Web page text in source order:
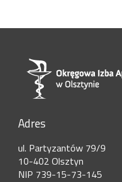
Adres
ul. Partyzantów 79/9
10-402 Olsztyn
NIP 739-15-73-145